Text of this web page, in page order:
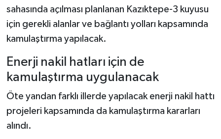
sahasında açılması planlanan Kazıktepe-3 kuyusu
için gerekli alanlar ve bağlantı yolları kapsamında
kamulaştırma yapılacak.
Enerji nakil hatları için de
kamulaştırma uygulanacak
Öte yandan farklı illerde yapılacak enerji nakil hattı
projeleri kapsamında da kamulaştırma kararları
alındı.